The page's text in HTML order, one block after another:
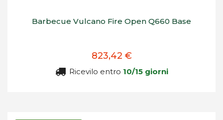
Barbecue Vulcano Fire Open Q660 Base
823,42 €
Ricevilo entro 10/15 giorni